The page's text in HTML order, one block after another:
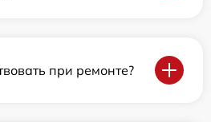
при ремонте?